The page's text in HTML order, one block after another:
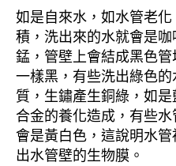
如是自來水，如水管老
積，洗出來的水就會是
錳，管壁上會結成黑色
一樣黑，有些洗出綠色
質，生鏽產生銅綠，如
合金的養化造成，有些
會是黃白色，這說明水
出水管壁的生物膜。